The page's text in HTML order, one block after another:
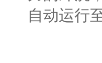
自动运行